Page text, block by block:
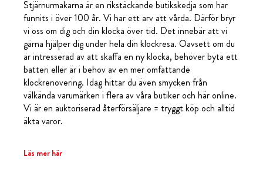
Stjärnurmakarna är en rikstäckande butikskedja som har
funnits i över 100 år. Vi har ett arv att vårda. Därför bryr
vi oss om dig och din klocka över tid. Det innebär att vi
gärna hjälper dig under hela din klockresa. Oavsett om du
är intresserad av att skaffa en ny klocka, behöver byta ett
batteri eller är i behov av en mer omfattande
klockrenovering. Idag hittar du även smycken från
välkända varumärken i flera av våra butiker och här online.
Vi är en auktoriserad återförsäljare = tryggt köp och alltid
äkta varor.
Läs mer här